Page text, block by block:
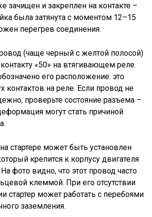
зачищен и закреплен на контакте –
была затянута с моментом 12–15
перегрев соединения.
(чаще черный с желтой полосой)
«50» на втягивающем реле.
его расположение: это
контактов на реле. Если провод не
проверьте состояние разъема –
могут стать причиной
стартере может быть установлен
крепится к корпусу двигателя
фото видно, что этот провод часто
клеммой. При его отсутствии
стартер может работать с перебоями
заземления.